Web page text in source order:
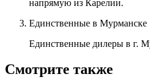
напрямую из Карелии.
Единственные в Мурманске
Единственные дилеры в г.
Смотрите также